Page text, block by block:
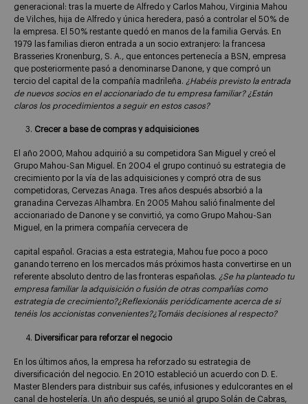
generacional: tras la muerte de Alfredo y Carlos Mahou, Virginia Mahou
de Vilches, hija de Alfredo y única heredera, pasó a controlar el 50% de
la empresa. El 50% restante quedó en manos de la familia Gervás. En
1979 las familias dieron entrada a un socio extranjero: la francesa
Brasseries Kronenburg, S. A., que entonces pertenecía a BSN, empresa
que posteriormente pasó a denominarse Danone, y que compró un
tercio del capital de la compañía madrileña. ¿Habéis previsto la entrada
de nuevos socios en el accionariado de tu empresa familiar? ¿Están
claros los procedimientos a seguir en estos casos?
Crecer a base de compras y adquisiciones
El año 2000, Mahou adquirió a su competidora San Miguel y creó el
Grupo Mahou-San Miguel. En 2004 el grupo continuó su estrategia de
crecimiento por la vía de las adquisiciones y compró otra de sus
competidoras, Cervezas Anaga. Tres años después absorbió a la
granadina Cervezas Alhambra. En 2005 Mahou salió finalmente del
accionariado de Danone y se convirtió, ya como Grupo Mahou-San
Miguel, en la primera compañía cervecera de
capital español. Gracias a esta estrategia, Mahou fue poco a poco
ganando terreno en los mercados más próximos hasta convertirse en un
referente absoluto dentro de las fronteras españolas. ¿Se ha planteado tu
empresa familiar la adquisición o fusión de otras compañías como
estrategia de crecimiento?¿Reflexionáis periódicamente acerca de si
tenéis los accionistas convenientes?¿Tomáis decisiones al respecto?
Diversificar para reforzar el negocio
En los últimos años, la empresa ha reforzado su estrategia de
diversificación del negocio. En 2010 estableció un acuerdo con D. E.
Master Blenders para distribuir sus cafés, infusiones y edulcorantes en el
canal de hostelería. Un año después, se unió al grupo Solán de Cabras,